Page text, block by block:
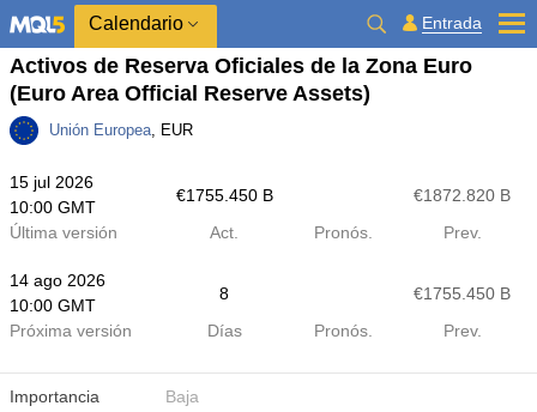
Calendario Entrada
Activos de Reserva Oficiales de la Zona Euro
(Euro Area Official Reserve Assets)
Unión Europea, EUR
15 jul 2026
10:00 GMT
€​1755.450 B
€​1872.820 B
Última versión
Act. Pronós. Prev.
14 ago 2026
10:00 GMT
8
€​1755.450 B
Próxima versión
Días Pronós. Prev.
Importancia Baja